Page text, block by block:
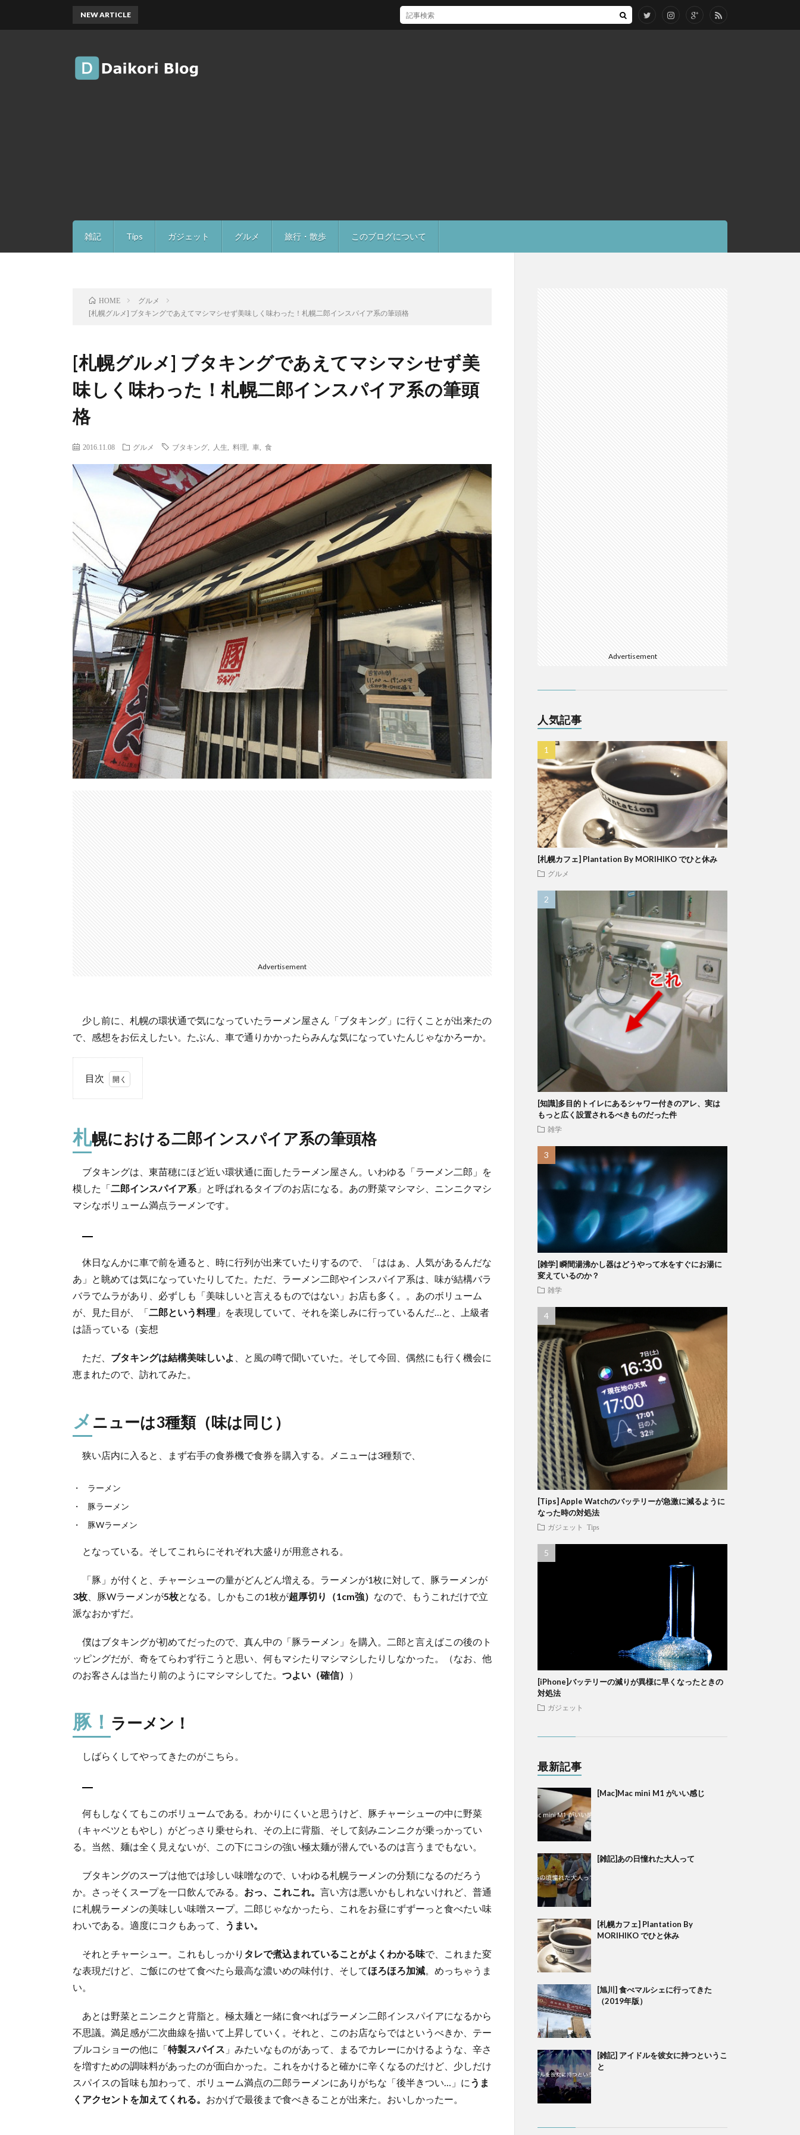
雑記 Tips ガジェット グルメ 旅行・散歩 このブログについて
NEW ARTICLE [Mac]Mac mini M1 がいい感じ
HOME
グルメ
[札幌グルメ] ブタキングであえてマシマシせず美味しく味わった！札幌二郎インスパイア系の筆頭格
[札幌グルメ] ブタキングであえてマシマシせず美
味しく味わった！札幌二郎インスパイア系の筆頭
格
2016.11.08 グルメ ブタキング 人生 料理 車 食
Advertisement
少し前に、札幌の環状通で気になっていたラーメン屋さん「ブタキング」に行くことが出来たの
で、感想をお伝えしたい。たぶん、車で通りかかったらみんな気になっていたんじゃなかろーか。
目次
1.
に
お
る
二
郎
イ
ス
イ
ア
の
筆
頭
2.
メニ
（味
は同
ラー
メ
ま
め
ー
ン
二
郎
と
ば
札幌における二郎インスパイア系の筆頭格
ブタキングは、東苗穂にほど近い環状通に面したラーメン屋さん。いわゆる「ラーメン二郎」を
模した「二郎インスパイア系 」と呼ばれるタイプのお店になる。あの野菜マシマシ、ニンニクマシ
マシなボリューム満点ラーメンです。
休日なんかに車で前を通ると、時に行列が出来ていたりするので、「ははぁ、人気があるんだな
あ」と眺めては気になっていたりしてた。ただ、ラーメン二郎やインスパイア系は、味が結構バラ
バラでムラがあり、必ずしも「美味しいと言えるものではない」お店も多く。。あのボリューム
が、見た目が、「二郎という料理 」を表現していて、それを楽しみに行っているんだ…と、上級者
は語っている（妄想
ただ、 ブタキングは結構美味しいよ
、と風の噂で聞いていた。そして今回、偶然にも行く機会に
恵まれたので、訪れてみた。
メ ニューは3種類（味は同じ）
狭い店内に入ると、まず右手の食券機で食券を購入する。メニューは3種類で、
ラーメン
豚ラーメン
豚Wラーメン
となっている。そしてこれらにそれぞれ大盛りが用意される。
「豚」が付くと、チャーシューの量がどんどん増える。ラーメンが1枚に対して、豚ラーメンが
3枚 、豚Wラーメンが5枚となる。しかもこの1枚が超厚切り（1cm強） なので、もうこれだけで立
派なおかずだ。
僕はブタキングが初めてだったので、真ん中の「豚ラーメン」を購入。二郎と言えばこの後のト
ッピングだが、奇をてらわず行こうと思い、何もマシたりマシマシしたりしなかった。（なお、他
のお客さんは当たり前のようにマシマシしてた。 つよい（確信） ）
豚！ ラーメン！
しばらくしてやってきたのがこちら。
何もしなくてもこのボリュームである。わかりにくいと思うけど、豚チャーシューの中に野菜
（キャベツともやし）がどっさり乗せられ、その上に背脂、そして刻みニンニクが乗っかってい
る。当然、麺は全く見えないが、この下にコシの強い極太麺が潜んでいるのは言うまでもない。
ブタキングのスープは他では珍しい味噌なので、いわゆる札幌ラーメンの分類になるのだろう
か。さっそくスープを一口飲んでみる。 おっ、これこれ。 言い方は悪いかもしれないけれど、普通
に札幌ラーメンの美味しい味噌スープ。二郎じゃなかったら、これをお昼にずずーっと食べたい味
わいである。適度にコクもあって、
うまい。
それとチャーシュー。これもしっかり タレで煮込まれていることがよくわかる味で、これまた変
な表現だけど、ご飯にのせて食べたら最高な濃いめの味付け、そしてほろほろ加減。めっちゃうま
い。
あとは野菜とニンニクと背脂と。極太麺と一緒に食べればラーメン二郎インスパイアになるから
不思議。満足感が二次曲線を描いて上昇していく。それと、このお店ならではというべきか、テー
ブルコショーの他に「特製スパイス 」みたいなものがあって、まるでカレーにかけるような、辛さ
を増すための調味料があったのが面白かった。これをかけると確かに辛くなるのだけど、少しだけ
スパイスの旨味も加わって、ボリューム満点の二郎ラーメンにありがちな「後半きつい…」に うま
くアクセントを加えてくれる。 おかげで最後まで食べきることが出来た。おいしかったー。
Advertisement
人気記事
[札幌カフェ] Plantation By MORIHIKO でひと休み
グルメ
[知識]多目的トイレにあるシャワー付きのアレ、実は
もっと広く設置されるべきものだった件
雑学
[雑学] 瞬間湯沸かし器はどうやって水をすぐにお湯に
変えているのか？
雑学
[Tips] Apple Watchのバッテリーが急激に減るように
なった時の対処法
ガジェット Tips
[iPhone]バッテリーの減りが異様に早くなったときの
対処法
ガジェット
最新記事
[Mac]Mac mini M1 がいい感じ
[雑記]あの日憧れた大人って
[札幌カフェ] Plantation By
MORIHIKO でひと休み
[旭川] 食べマルシェに行ってきた
（2019年版）
[雑記] アイドルを彼女に持つというこ
と